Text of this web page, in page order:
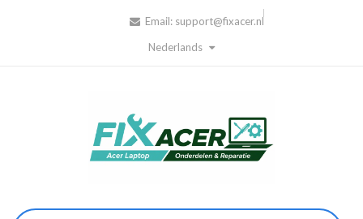
Email: support@fixacer.nl
Nederlands